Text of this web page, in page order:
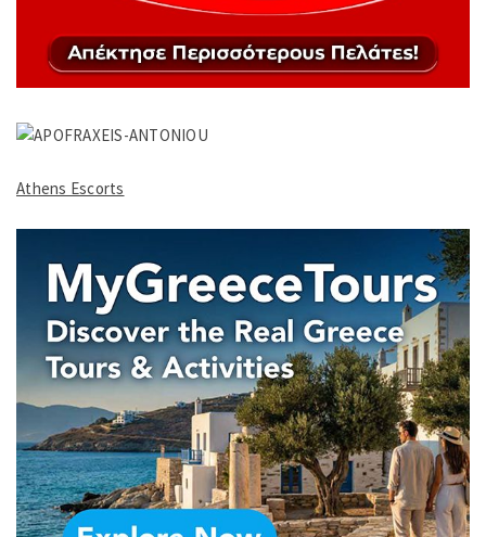
Athens Escorts